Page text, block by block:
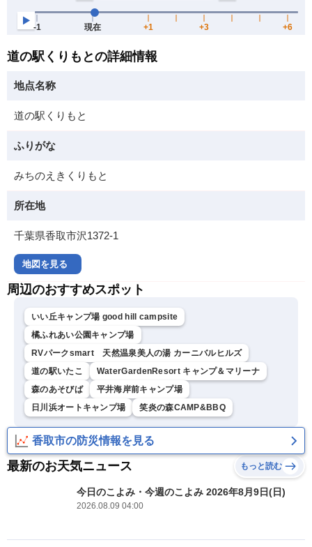
道の駅くりもとの詳細情報
地点名称
道の駅くりもと
ふりがな
みちのえきくりもと
所在地
千葉県香取市沢1372-1
地図を見る
周辺のおすすめスポット
いい丘キャンプ場 good hill campsite
橘ふれあい公園キャンプ場
RVパークsmart 天然温泉美人の湯 カーニバルヒルズ
道の駅いたこ
WaterGardenResort キャンプ＆マリーナ
森のあそびば
平井海岸前キャンプ場
日川浜オートキャンプ場
笑炎の森CAMP&BBQ
香取市の防災情報を見る
最新のお天気ニュース もっと読む
今日のこよみ・今週のこよみ 2026年8月9日(日)
2026.08.09 04:00